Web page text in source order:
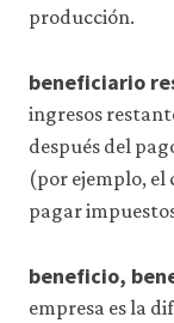
producción.
beneficiario
ingresos
después del
(por ejemplo,
pagar
beneficio,
empresa es la
4.16 Referencias
5.16 Referencias
6.15 Resumen
8.12 El efecto de
8.14 Resumen
8.15 Referencias
10.11 Los límites
10.12 Resumen
10.13